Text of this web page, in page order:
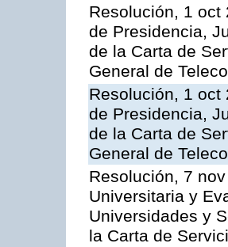
Resolución, 1 oct
de Presidencia,
de la Carta de
General de
Resolución, 1 oct
de Presidencia,
de la Carta de
General de
Resolución, 7
Universitaria y
Universidades y
la Carta de